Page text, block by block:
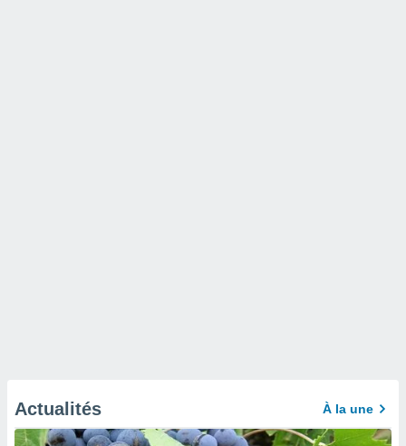
Actualités À la une